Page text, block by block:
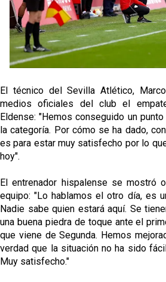
fichajes
Opinión | "Carta abierta a
García
El Sevilla oficializa el traspaso
Miguel Sierra: La temporada
reflejado que podemos tirar
trabajamos con ilusión
Diomande ya es madridista
mercado
El técnico del Sevilla Atlético,
medios oficiales del club el
Eldense: "Hemos conseguido un
la categoría. Por cómo se ha dado,
es para estar muy satisfecho por lo
hoy".
El entrenador hispalense se mostró
equipo: "Lo hablamos el otro día, es
Nadie sabe quien estará aquí. Se
una buena piedra de toque ante el
que viene de Segunda. Hemos
verdad que la situación no ha sido
Muy satisfecho."